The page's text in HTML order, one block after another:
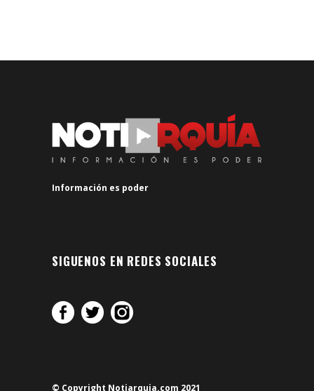
Información es poder
SIGUENOS EN REDES SOCIALES
© Copyright Notiarquia.com 2021